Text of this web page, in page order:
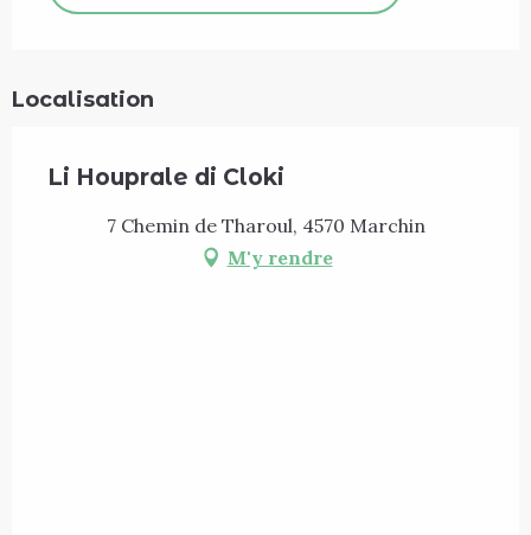
Localisation
Li Houprale di Cloki
7 Chemin de Tharoul, 4570 Marchin
M'y rendre